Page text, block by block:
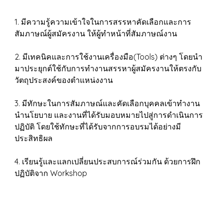
1. มีความรู้ความเข้าใจในการสรรหาคัดเลือกและการ
สัมภาษณ์ผู้สมัครงาน ให้ผู้ทำหน้าที่สัมภาษณ์งาน
2. มีเทคนิคและการใช้งานเครื่องมือ(Tools) ต่างๆ โดยนำ
มาประยุกต์ใช้กับการทำงานสรรหาผู้สมัครงานให้ตรงกับ
วัตถุประสงค์ของตำแหน่งงาน
3. มีทักษะในการสัมภาษณ์และคัดเลือกบุคคลเข้าทำงาน
นำนโยบาย และงานที่ได้รับมอบหมายไปสู่การดำเนินการ
ปฏิบัติ โดยใช้ทักษะที่ได้รับจากการอบรมได้อย่างมี
ประสิทธิผล
4. เรียนรู้และแลกเปลี่ยนประสบการณ์ร่วมกัน ด้วยการฝึก
ปฏิบัติจาก Workshop